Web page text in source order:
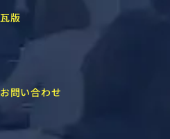
瓦版
お問い合わせ